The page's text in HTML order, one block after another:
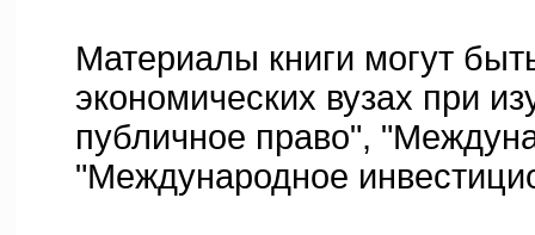
Материалы книги могут
экономических вузах при
публичное право",
"Международное